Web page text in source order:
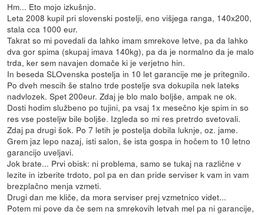
Hm... Eto mojo izkušnjo.
Leta 2008 kupil pri slovenski postelji, eno višjega ranga, 140x200,
stala cca 1000 eur.
Takrat so mi povedali da lahko imam smrekove letve, pa da lahko
dva gor spima (skupaj imava 140kg), pa da je normalno da je malo
trda, ker sem navajen domače ki je verjetno hin.
In beseda SLOvenska postelja in 10 let garancije me je pritegnilo.
Po dveh mescih še stalno trde postelje sva dokupila nek lateks
nadvlozek. Spet 200eur. Zdaj je blo malo boljše, ampak ne ok.
Dosti hodim službeno po tujini, pa vsaj 1x mesečno kje spim in so
res vse posteljw bile boljše. Izgleda so mi res pretrdo svetovali.
Zdaj pa drugi šok. Po 7 letih je postelja dobila luknje, oz. jame.
Grem jaz lepo nazaj, isti salon, še ista gospa in hočem to 10 letno
garancijo uveljavi.
Jok brate... Prvi obisk: ni problema, samo se tukaj na različne v
lezite in izberite trdoto, pol pa en dan pride serviser k vam in vam
brezplačno menja vzmeti.
Drugi dan me kliče, da mora serviser prej vzmetnico videt...
Potem mi pove da če sem na smrekovih letvah mel pa ni garancije,